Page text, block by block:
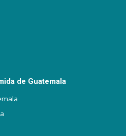
de Guatemala